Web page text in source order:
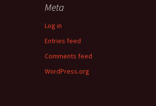
Meta
Log in
Entries feed
Comments feed
WordPress.org